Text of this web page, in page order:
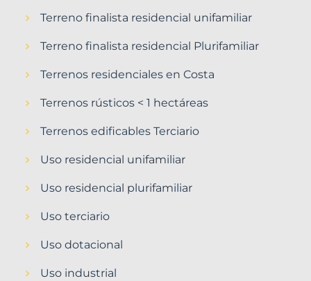
Terreno finalista residencial unifamiliar
Terreno finalista residencial Plurifamiliar
Terrenos residenciales en Costa
Terrenos rústicos < 1 hectáreas
Terrenos edificables Terciario
Uso residencial unifamiliar
Uso residencial plurifamiliar
Uso terciario
Uso dotacional
Uso industrial